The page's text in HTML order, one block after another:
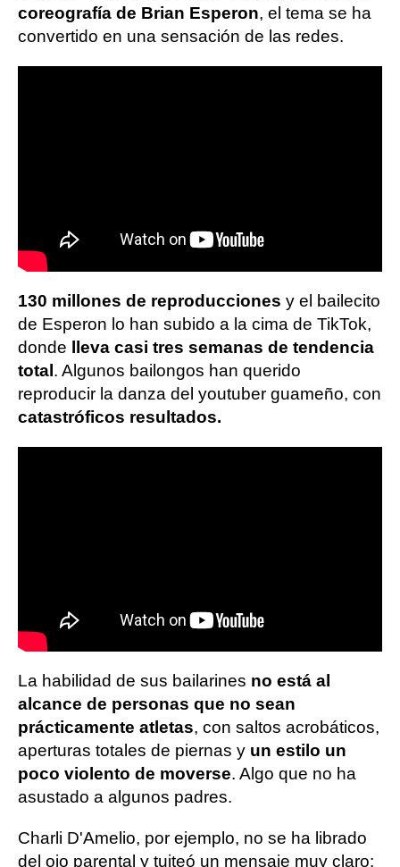
coreografía de Brian Esperon, el tema se ha
convertido en una sensación de las redes.
130 millones de reproducciones y el bailecito
de Esperon lo han subido a la cima de TikTok,
donde lleva casi tres semanas de tendencia
total. Algunos bailongos han querido
reproducir la danza del youtuber guameño, con
catastróficos resultados.
La habilidad de sus bailarines no está al
alcance de personas que no sean
prácticamente atletas, con saltos acrobáticos,
aperturas totales de piernas y un estilo un
poco violento de moverse. Algo que no ha
asustado a algunos padres.
Charli D'Amelio, por ejemplo, no se ha librado
del ojo parental y tuiteó un mensaje muy claro: